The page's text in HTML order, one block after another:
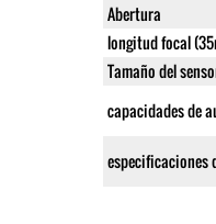
Abertura
longitud focal
Tamaño del
capacidades de
especificaciones